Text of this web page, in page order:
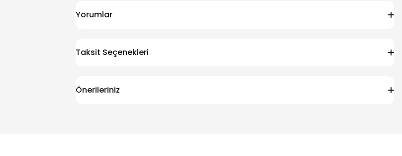
Yorumlar
Taksit Seçenekleri
Önerileriniz